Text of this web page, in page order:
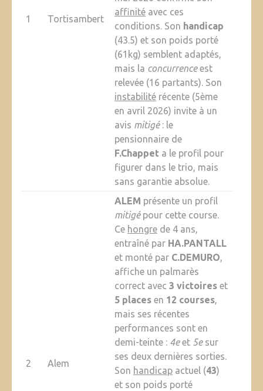
1 Tortisambert
affinitéavec ces
conditions. Son handicap
(43.5) et son poids porté
(61kg) semblent adaptés,
mais la concurrenceest
relevée (16 partants). Son
instabilitérécente (5ème
en avril 2026) invite à un
avis mitigé: le
pensionnaire de
F.Chappet a le profil pour
figurer dans le trio, mais
sans garantie absolue.
2 Alem
ALEM présente un profil
mitigépour cette course.
Ce hongrede 4 ans,
entraîné par HA.PANTALL
et monté par C.DEMURO,
affiche un palmarès
correct avec 3 victoireset
5 placesen 12 courses,
mais ses récentes
performances sont en
demi-teinte : 4eet 5esur
ses deux dernières sorties.
Son handicapactuel (43)
et son poids porté